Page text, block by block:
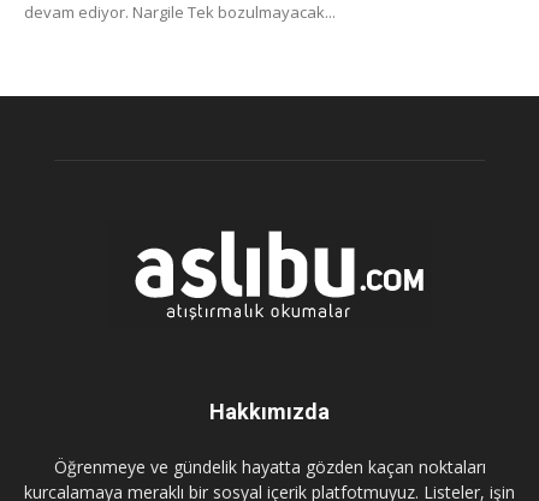
devam ediyor. Nargile Tek bozulmayacak...
Hakkımızda
Öğrenmeye ve gündelik hayatta gözden kaçan noktaları
kurcalamaya meraklı bir sosyal içerik platfotmuyuz. Listeler, işin